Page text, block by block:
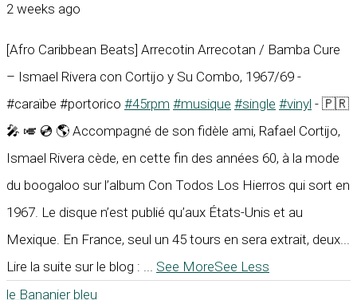
2 weeks ago
[Afro Caribbean Beats] Arrecotin Arrecotan / Bamba Cure
– Ismael Rivera con Cortijo y Su Combo, 1967/69 -
#caraïbe #portorico #45rpm #musique #single #vinyl - 🇵🇷
🎤 🎺 💿 🌎 Accompagné de son fidèle ami, Rafael Cortijo,
Ismael Rivera cède, en cette fin des années 60, à la mode
du boogaloo sur l’album Con Todos Los Hierros qui sort en
1967. Le disque n’est publié qu’aux États-Unis et au
Mexique. En France, seul un 45 tours en sera extrait, deux...
Lire la suite sur le blog : ... See MoreSee Less
le Bananier bleu